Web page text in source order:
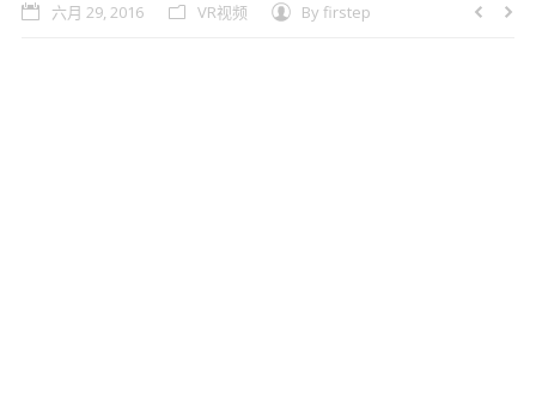
六月 29, 2016 VR视频 By firstep